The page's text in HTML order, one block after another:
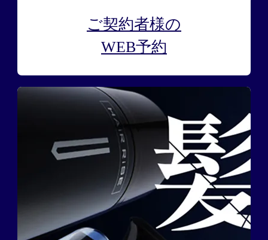
ご契約者様の
WEB予約